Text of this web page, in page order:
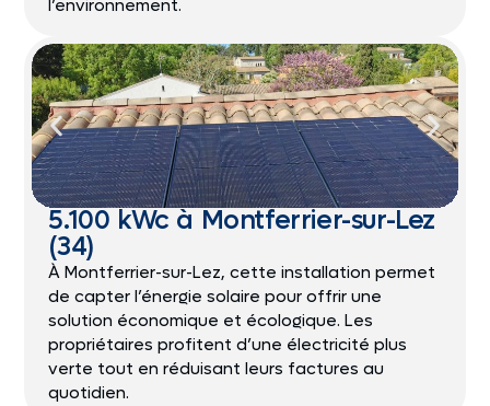
l’environnement.
5.100 kWc à Montferrier-sur-Lez
(34)
À Montferrier-sur-Lez, cette installation permet
de capter l’énergie solaire pour offrir une
solution économique et écologique. Les
propriétaires profitent d’une électricité plus
verte tout en réduisant leurs factures au
quotidien.